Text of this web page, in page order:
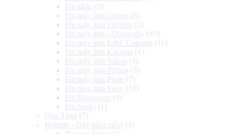
Pin khác (2)
Pin máy ảnh Canon
(6)
Pin máy ảnh Fujifilm (2)
Pin máy ảnh i-Discovery (47)
Pin máy ảnh K&F Concept (11)
Pin máy ảnh Kingma (1)
Pin máy ảnh Nikon
(5)
Pin máy ảnh Pentax (3)
Pin máy ảnh Pisen
(7)
Pin máy ảnh Sony (10)
Pin Ravpower
(9)
Pin Swit (11)
Quà Tặng (7)
Remote - Dây bấm mềm (1)